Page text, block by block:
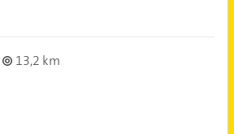
13,2 km